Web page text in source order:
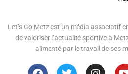
Let’s Go Metz est un média associatif
de valoriser l’actualité sportive à
alimenté par le travail de ses